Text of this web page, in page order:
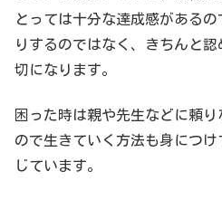
とっては十分な達成感がある
りするのではなく、きちんと
切になります。
困った時は親や先生などに頼
ので生きていく方法も身につ
じています。